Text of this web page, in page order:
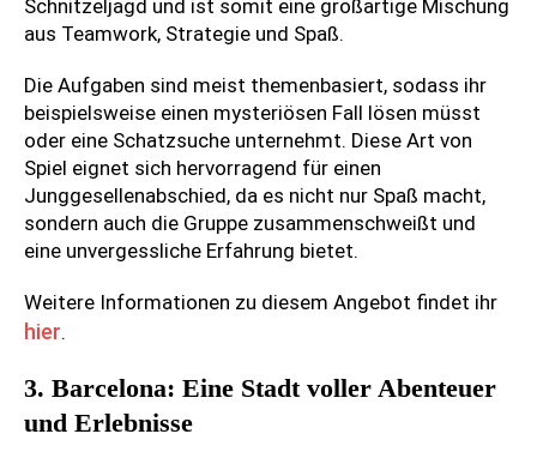
Schnitzeljagd und ist somit eine großartige Mischung
aus Teamwork, Strategie und Spaß.
Die Aufgaben sind meist themenbasiert, sodass ihr
beispielsweise einen mysteriösen Fall lösen müsst
oder eine Schatzsuche unternehmt. Diese Art von
Spiel eignet sich hervorragend für einen
Junggesellenabschied, da es nicht nur Spaß macht,
sondern auch die Gruppe zusammenschweißt und
eine unvergessliche Erfahrung bietet.
Weitere Informationen zu diesem Angebot findet ihr
hier.
3. Barcelona: Eine Stadt voller Abenteuer
und Erlebnisse